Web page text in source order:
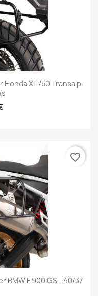
XL 750 Transalp -
BMW F 900 GS - 40/37
favorite_border